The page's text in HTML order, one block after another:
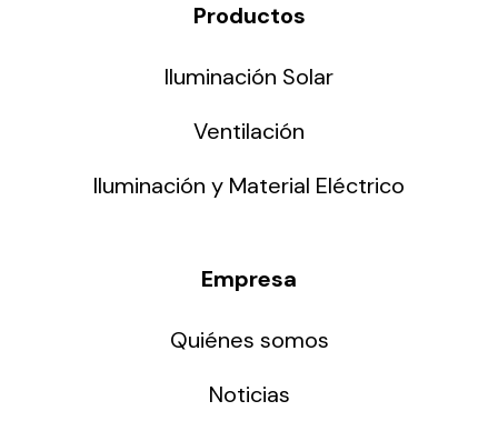
Productos
Iluminación Solar
Ventilación
Iluminación y Material Eléctrico
Empresa
Quiénes somos
Noticias